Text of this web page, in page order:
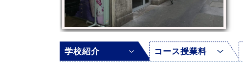
学校紹介 コース授業料